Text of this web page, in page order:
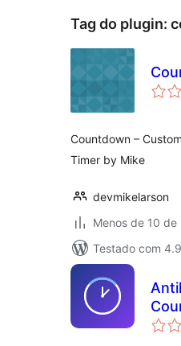
Tag do plugin:
Countdown –
Timer by Mike
devmikelarson
Menos de 10
Testado com